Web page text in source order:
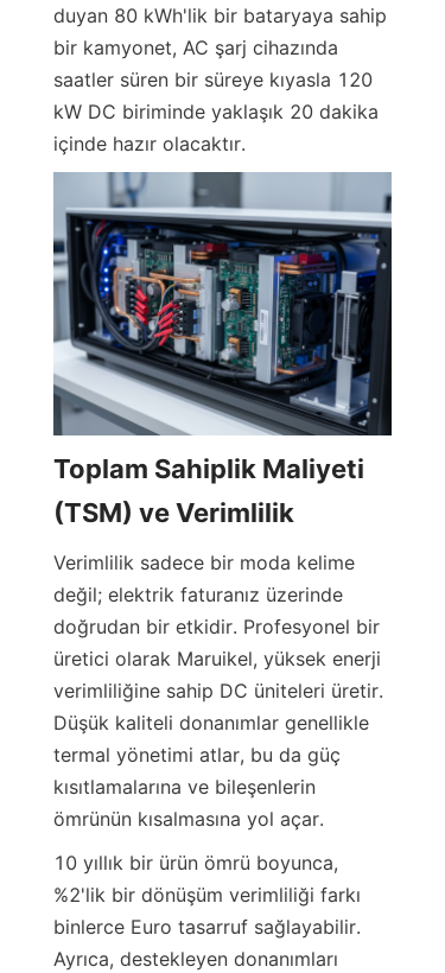
duyan 80 kWh'lik bir bataryaya sahip
bir kamyonet, AC şarj cihazında
saatler süren bir süreye kıyasla 120
kW DC biriminde yaklaşık 20 dakika
içinde hazır olacaktır.
Toplam Sahiplik Maliyeti
(TSM) ve Verimlilik
Verimlilik sadece bir moda kelime
değil; elektrik faturanız üzerinde
doğrudan bir etkidir. Profesyonel bir
üretici olarak Maruikel, yüksek enerji
verimliliğine sahip DC üniteleri üretir.
Düşük kaliteli donanımlar genellikle
termal yönetimi atlar, bu da güç
kısıtlamalarına ve bileşenlerin
ömrünün kısalmasına yol açar.
10 yıllık bir ürün ömrü boyunca,
%2'lik bir dönüşüm verimliliği farkı
binlerce Euro tasarruf sağlayabilir.
Ayrıca, destekleyen donanımları